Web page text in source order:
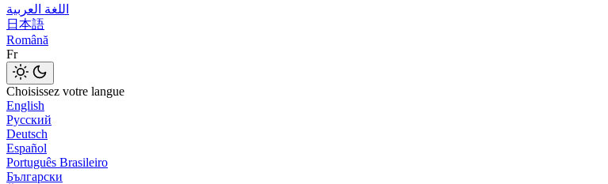
اللغة العربية
日本語
Română
Fr
Choisissez votre langue
English
Русский
Deutsch
Español
Português Brasileiro
Български